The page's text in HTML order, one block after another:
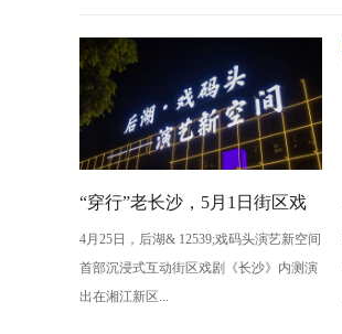
“穿行”老长沙，5月1日街区戏
剧《长沙》将亮相“后湖・戏码
头”
4月25日，后湖& 12539;戏码头演艺新空间
首部沉浸式互动街区戏剧《长沙》内测演
出在湘江新区...